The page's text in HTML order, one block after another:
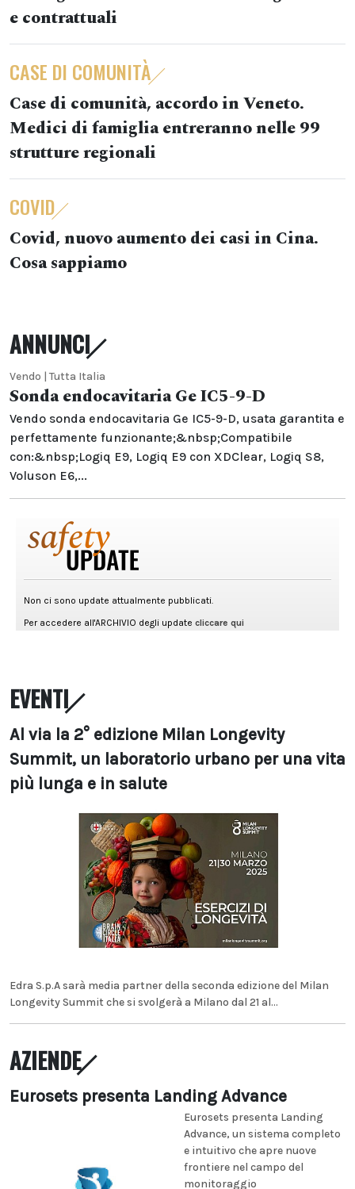
e contrattuali
CASE DI COMUNITÀ
Case di comunità, accordo in Veneto.
Medici di famiglia entreranno nelle 99
strutture regionali
COVID
Covid, nuovo aumento dei casi in Cina.
Cosa sappiamo
ANNUNCI
Vendo | Tutta Italia
Sonda endocavitaria Ge IC5-9-D
Vendo sonda endocavitaria Ge IC5-9-D, usata garantita e
perfettamente funzionante;&nbsp;Compatibile
con:&nbsp;Logiq E9, Logiq E9 con XDClear, Logiq S8,
Voluson E6,...
EVENTI
Al via la 2° edizione Milan Longevity
Summit, un laboratorio urbano per una vita
più lunga e in salute
Edra S.p.A sarà media partner della seconda edizione del Milan
Longevity Summit che si svolgerà a Milano dal 21 al...
AZIENDE
Eurosets presenta Landing Advance
Eurosets presenta Landing
Advance, un sistema completo
e intuitivo che apre nuove
frontiere nel campo del
monitoraggio